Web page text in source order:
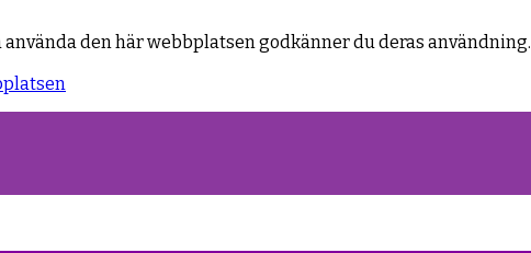
den här webbplatsen godkänner du deras användning.